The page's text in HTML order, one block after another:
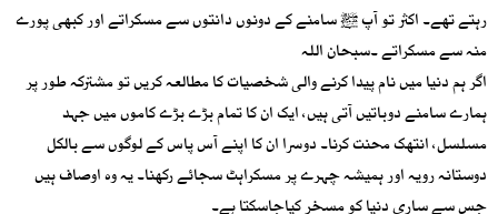
رہتے تھے۔ اکثر تو آپ ﷺ سامنے کے دونوں دانتوں سے مسکراتے اور کبھی پورے
منہ سے مسکراتے ۔سبحان اللہ
اگر ہم دنیا میں نام پیدا کرنے والی شخصیات کا مطالعہ کریں تو مشترکہ طور پر
ہمارے سامنے دوباتیں آتی ہیں، ایک ان کا تمام بڑے بڑے کاموں میں جہد
مسلسل، انتھک محنت کرنا۔ دوسرا ان کا اپنے آس پاس کے لوگوں سے بالکل
دوستانہ رویہ اور ہمیشہ چہرے پر مسکراہٹ سجائے رکھنا۔ یہ وہ اوصاف ہیں